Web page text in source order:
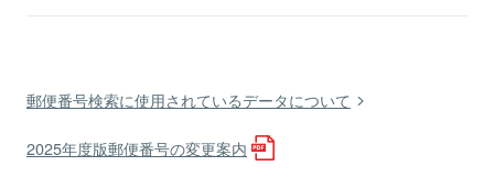
郵便番号検索に使用されているデータについて
2025年度版郵便番号の変更案内